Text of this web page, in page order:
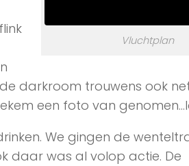
Vluchtplan
darkroom trouwens ook
een foto van
We gingen de
daar was al volop actie. De